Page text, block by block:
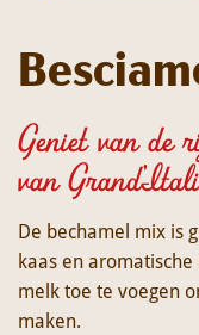
Geniet van de
van
De bechamel mix is
kaas en
melk toe te voegen
maken.